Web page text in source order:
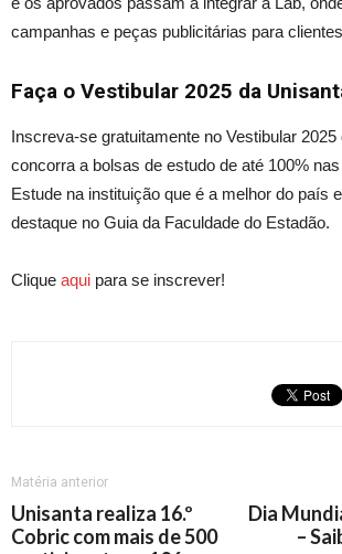
campanhas e peças publicitárias para
Faça o Vestibular 2025 da
Inscreva-se gratuitamente no Vestibular 2025
concorra a bolsas de estudo de até 100%
Estude na instituição que é a melhor do país
destaque no Guia da Faculdade do Estadão.
Clique aqui para se inscrever!
Matéria anterior
Unisanta realiza 16.º
Cobric com mais de 500
Dia
–